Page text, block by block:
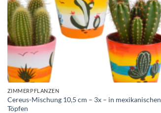
ZIMMERPFLANZEN
Cereus-Mischung 10,5 cm – 3x – in mexikanischen
Töpfen